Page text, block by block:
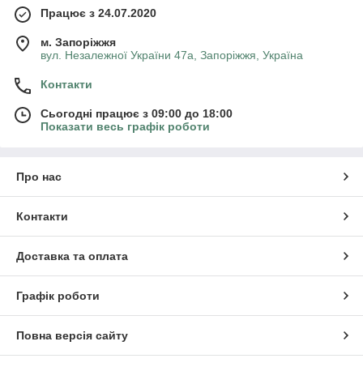
Працює з 24.07.2020
м. Запоріжжя
вул. Незалежної України 47а, Запоріжжя, Україна
Контакти
Сьогодні працює з 09:00 до 18:00
Показати весь графік роботи
Про нас
Контакти
Доставка та оплата
Графік роботи
Повна версія сайту